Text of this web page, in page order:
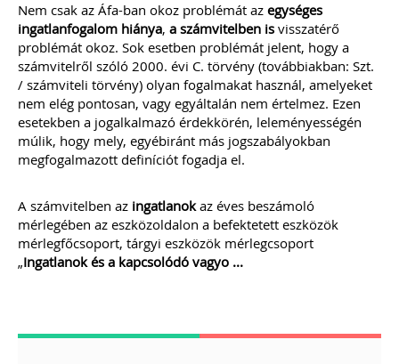
átlátható szabályozást
(szerződésmintát) az elektronikus
dokumentumok kezeléséhez, melyre
akkor van szükséged, ha nem csak és
kizárólag mindent papír alapon
könyvelsz.
TAGJAINK INGYENESEN LETÖLTHETIK -
A letöltések menüpont alatt!
Tagoknak: Ingyenesen
letölthető
MEGRENDELEM
Nem csak az Áfa-ban okoz problémát az egységes
ingatlanfogalom hiánya, a számvitelben is visszatérő
problémát okoz. Sok esetben problémát jelent, hogy a
számvitelről szóló 2000. évi C. törvény (továbbiakban: Szt.
/ számviteli törvény) olyan fogalmakat használ, amelyeket
nem elég pontosan, vagy egyáltalán nem értelmez. Ezen
esetekben a jogalkalmazó érdekkörén, leleményességén
múlik, hogy mely, egyébiránt más jogszabályokban
megfogalmazott definíciót fogadja el.
A számvitelben az ingatlanokaz éves beszámoló
mérlegében az eszközoldalon a befektetett eszközök
mérlegfőcsoport, tárgyi eszközök mérlegcsoport
„Ingatlanok és a kapcsolódó vagyo ...